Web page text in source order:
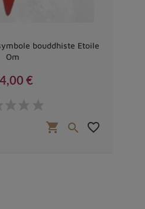
bouddhiste Etoile
Om
€
shopping_cart  favorite_border